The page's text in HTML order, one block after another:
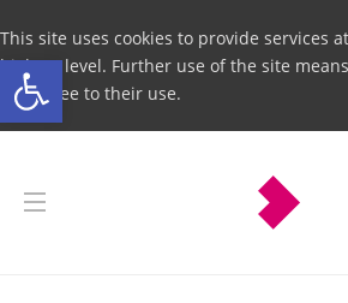
Open toolbar
This site uses cookies to provide services
highest level. Further use of the site
you agree to their use.